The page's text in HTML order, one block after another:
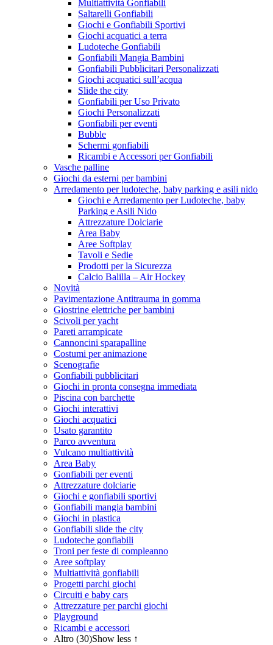
Multiattività Gonfiabili
Saltarelli Gonfiabili
Giochi e Gonfiabili Sportivi
Giochi acquatici a terra
Ludoteche Gonfiabili
Gonfiabili Mangia Bambini
Gonfiabili Pubblicitari Personalizzati
Giochi acquatici sull’acqua
Slide the city
Gonfiabili per Uso Privato
Giochi Personalizzati
Gonfiabili per eventi
Bubble
Schermi gonfiabili
Ricambi e Accessori per Gonfiabili
Vasche palline
Giochi da esterni per bambini
Arredamento per ludoteche, baby parking e asili nido
Giochi e Arredamento per Ludoteche, baby
Parking e Asili Nido
Attrezzature Dolciarie
Area Baby
Aree Softplay
Tavoli e Sedie
Prodotti per la Sicurezza
Calcio Balilla – Air Hockey
Novità
Pavimentazione Antitrauma in gomma
Giostrine elettriche per bambini
Scivoli per yacht
Pareti arrampicate
Cannoncini sparapalline
Costumi per animazione
Scenografie
Gonfiabili pubblicitari
Giochi in pronta consegna immediata
Piscina con barchette
Giochi interattivi
Giochi acquatici
Usato garantito
Parco avventura
Vulcano multiattività
Area Baby
Gonfiabili per eventi
Attrezzature dolciarie
Giochi e gonfiabili sportivi
Gonfiabili mangia bambini
Giochi in plastica
Gonfiabili slide the city
Ludoteche gonfiabili
Troni per feste di compleanno
Aree softplay
Multiattività gonfiabili
Progetti parchi giochi
Circuiti e baby cars
Attrezzature per parchi giochi
Playground
Ricambi e accessori
Altro (30)Show less ↑